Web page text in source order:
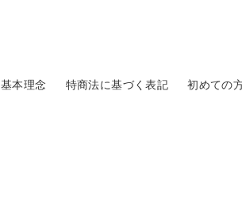
基本理念 特商法に基づく表記 初めての